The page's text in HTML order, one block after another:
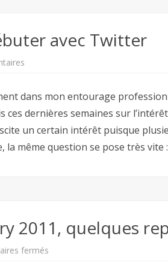
avec Twitter
bien
débuter
avec
Twitter
dans mon entourage
dernières semaines sur
un certain intérêt puisque
même question se pose très vite
2011, quelques
fermés